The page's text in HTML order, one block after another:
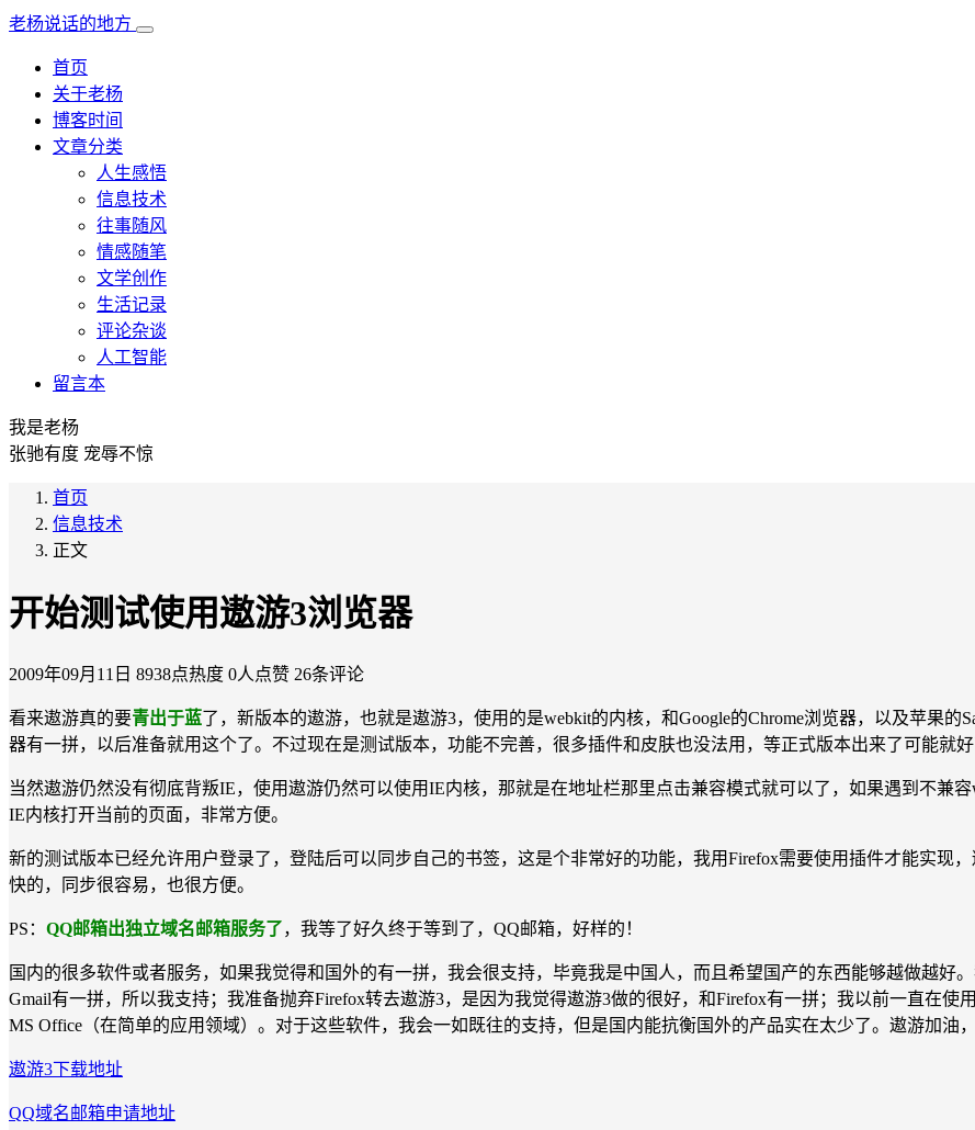
老杨说话的地方
首页
关于老杨
博客时间
文章分类
人生感悟
信息技术
往事随风
情感随笔
文学创作
生活记录
评论杂谈
人工智能
留言本
我是老杨
张驰有度 宠辱不惊
首页
信息技术
正文
开始测试使用遨游3浏览器
2009年09月11日 8938点热度 0人点赞 26条评论
看来遨游真的要青出于蓝了，新版本的遨游，也就是遨游3，使用的是webkit的内核，和Google的Chrome浏览器，以及苹果的
器有一拼，以后准备就用这个了。不过现在是测试版本，功能不完善，很多插件和皮肤也没法用，等正式版本出来了可能就好
当然遨游仍然没有彻底背叛IE，使用遨游仍然可以使用IE内核，那就是在地址栏那里点击兼容模式就可以了，如果遇到不兼
IE内核打开当前的页面，非常方便。
新的测试版本已经允许用户登录了，登陆后可以同步自己的书签，这是个非常好的功能，我用Firefox需要使用插件才能实现
快的，同步很容易，也很方便。
PS： QQ邮箱出独立域名邮箱服务了，我等了好久终于等到了，QQ邮箱，好样的！
国内的很多软件或者服务，如果我觉得和国外的有一拼，我会很支持，毕竟我是中国人，而且希望国产的东西能够越做越好
Gmail有一拼，所以我支持；我准备抛弃Firefox转去遨游3，是因为我觉得遨游3做的很好，和Firefox有一拼；我以前一直在使
MS Office（在简单的应用领域）。对于这些软件，我会一如既往的支持，但是国内能抗衡国外的产品实在太少了。遨游加油
遨游3下载地址
QQ域名邮箱申请地址